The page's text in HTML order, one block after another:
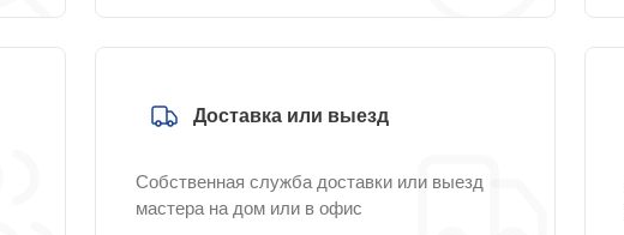
Доставка или выезд
Собственная служба доставки или выезд
мастера на дом или в офис